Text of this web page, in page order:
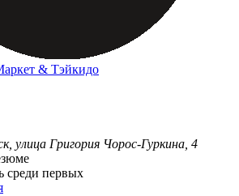
& Тэйкидо
улица Григория Чорос-Гуркина, 4
среди первых